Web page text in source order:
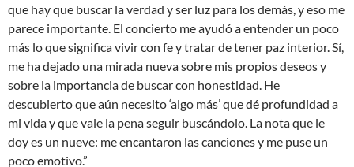
que hay que buscar la verdad y ser luz para los demás, y eso me
parece importante. El concierto me ayudó a entender un poco
más lo que significa vivir con fe y tratar de tener paz interior. Sí,
me ha dejado una mirada nueva sobre mis propios deseos y
sobre la importancia de buscar con honestidad. He
descubierto que aún necesito ‘algo más’ que dé profundidad a
mi vida y que vale la pena seguir buscándolo. La nota que le
doy es un nueve: me encantaron las canciones y me puse un
poco emotivo.”